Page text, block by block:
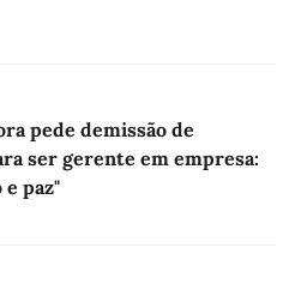
pede demissão de
ser gerente em empresa:
paz"